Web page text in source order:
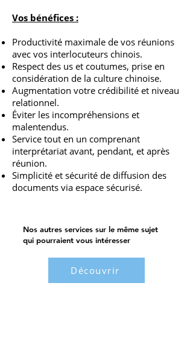
Vos bénéfices :
Productivité maximale de vos réunions
avec vos interlocuteurs chinois.
Respect des us et coutumes, prise en
considération de la culture chinoise.
Augmentation votre crédibilité et niveau
relationnel.
Éviter les incompréhensions et
malentendus.
Service tout en un comprenant
interprétariat avant, pendant, et après
réunion.
Simplicité et sécurité de diffusion des
documents via espace sécurisé.
Nos autres services sur le même sujet
qui pourraient vous intéresser
Découvrir